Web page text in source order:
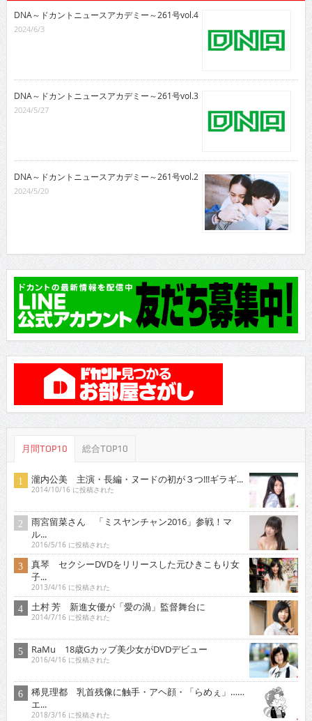
DNA～ドカントニュースアカデミー～261号vol.4
2024/6/3
DNA～ドカントニュースアカデミー～261号vol.3
2024/5/27
DNA～ドカントニュースアカデミー～261号vol.2
2024/5/20
月間TOP10 総合TOP10
瀧内公美 主演・長編・ヌードの初が３つ!!!ギラギ...
2014/10/16 に投稿された
雨宮留菜さん 「ミスヤンチャン2016」参戦！マ
ル...
2016/5/16 に投稿された
真琴 セクシーDVDをリリースした元ひきこもり女
子...
2013/4/16 に投稿された
土村 芳 新進女優が「愛の渦」監督舞台に
2014/7/16 に投稿された
RaMu 18歳Gカップ美少女がDVDデビュー
2016/4/16 に投稿された
稀見理都 乳首残像に触手・アヘ顔・「らめぇ」……
エ...
2018/3/16 に投稿された